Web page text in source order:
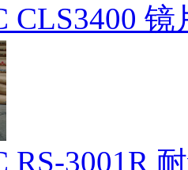
CLS3400
RS-3001R